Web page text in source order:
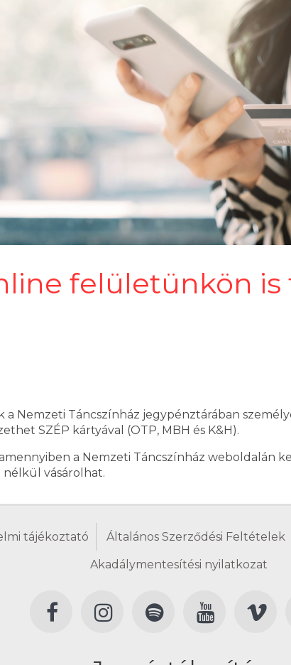
felületünkön is
Nemzeti Táncszínház jegypénztárában
SZÉP kártyával (OTP, MBH és K&H).
a Nemzeti Táncszínház weboldalán
nélkül vásárolhat.
tájékoztató Általános Szerződési Feltételek
Akadálymentesítési nyilatkozat